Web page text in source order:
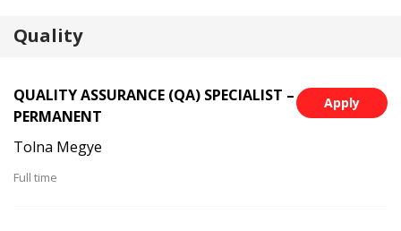
Quality
Apply
QUALITY ASSURANCE (QA) SPECIALIST –
PERMANENT
Tolna Megye
Full time